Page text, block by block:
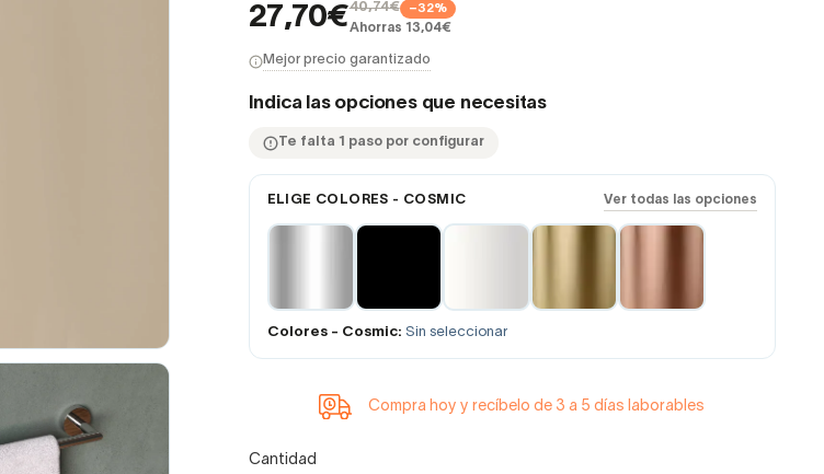
27,70€40,74€ −32%
Ahorras 13,04€
Mejor precio garantizado
Indica las opciones que necesitas
Te falta 1 paso por configurar
ELIGE COLORES - COSMIC Ver todas las opciones
Colores - Cosmic: Sin seleccionar
Compra hoy y recíbelo de 3 a 5 días laborables
Cantidad